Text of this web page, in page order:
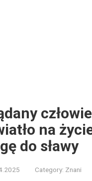
na
do sławy
Category: Znani